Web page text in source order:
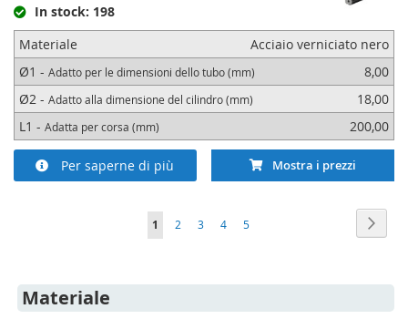
In stock: 198
Materiale
Acciaio verniciato nero
Ø1 - Adatto per le dimensioni dello tubo (mm)
8,00
Ø2 - Adatto alla dimensione del cilindro (mm)
18,00
L1 - Adatta per corsa (mm) 200,00
Per saperne di più Mostra i prezzi
Attualmente
1 Pagina
2 Pagina
3 Pagina
4 Pagina
5
Materiale